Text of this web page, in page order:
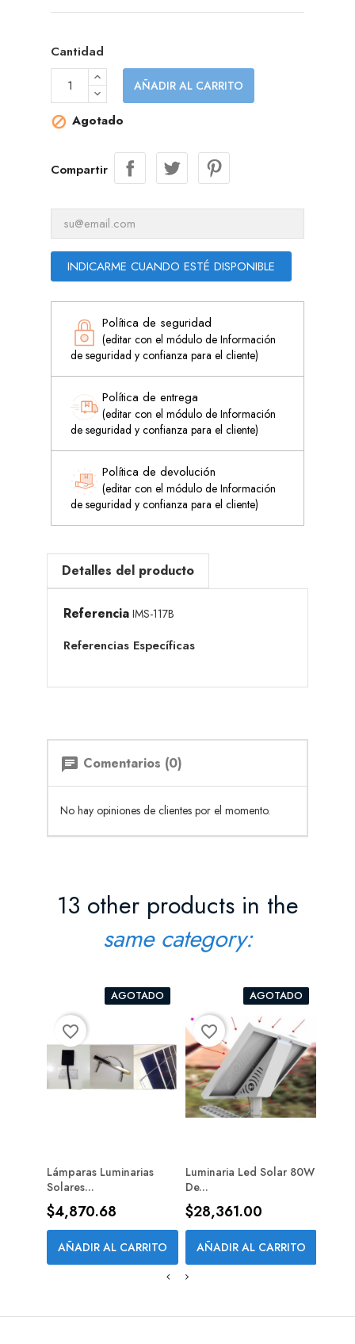
Cantidad
AÑADIR AL CARRITO
 Agotado
Compartir
INDICARME CUANDO ESTÉ DISPONIBLE
Política de seguridad
(editar con el módulo de Información
de seguridad y confianza para el cliente)
Política de entrega
(editar con el módulo de Información
de seguridad y confianza para el cliente)
Política de devolución
(editar con el módulo de Información
de seguridad y confianza para el cliente)
Detalles del producto
Referencia IMS-117B
Referencias Específicas
chat Comentarios (0)
No hay opiniones de clientes por el momento.
13 other products in the
same category:
AGOTADO
Lámparas Luminarias
Solares...
Precio
$4,870.68
AÑADIR AL CARRITO
favorite_border
AGOTADO
Luminaria Led Solar 80W
De...
Precio
$28,361.00
AÑADIR AL CARRITO
favorite_border